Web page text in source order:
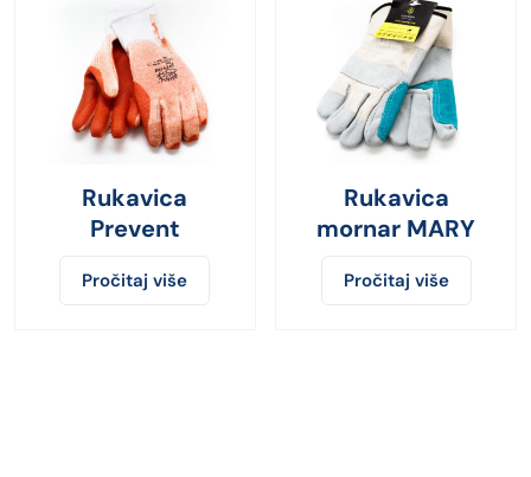
Rukavica
Prevent
Pročitaj više
Rukavica
mornar MARY
Pročitaj više